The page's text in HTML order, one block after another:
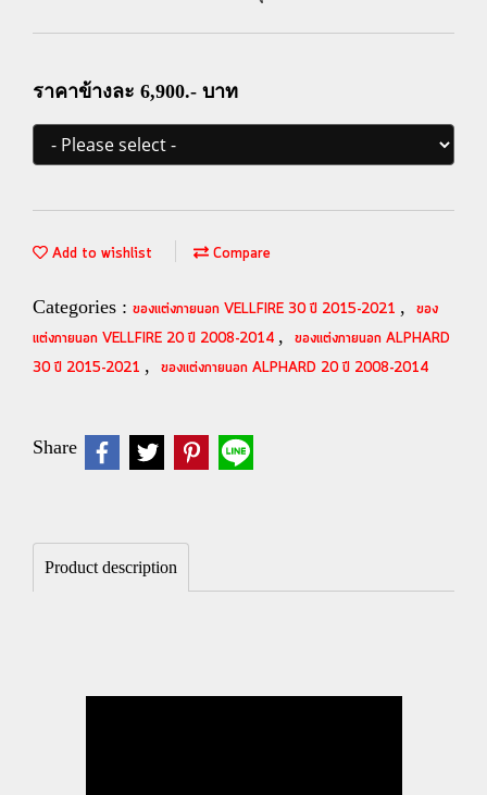
ราคาข้างละ 6,900.- บาท
Add to wishlist Compare
Categories : ของแต่งภายนอก VELLFIRE 30 ปี 2015-2021 , ของ
แต่งภายนอก VELLFIRE 20 ปี 2008-2014 , ของแต่งภายนอก ALPHARD
30 ปี 2015-2021 , ของแต่งภายนอก ALPHARD 20 ปี 2008-2014
Share
Product description